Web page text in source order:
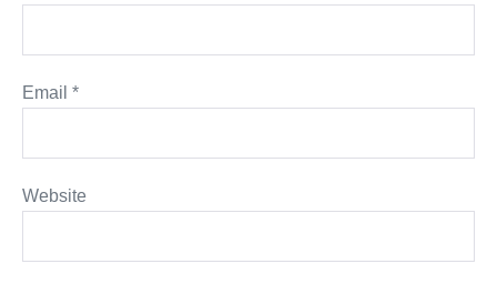
Email *
Website